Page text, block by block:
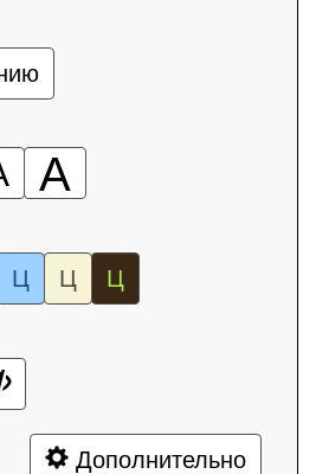
А
Ц Ц Ц
Дополнительно